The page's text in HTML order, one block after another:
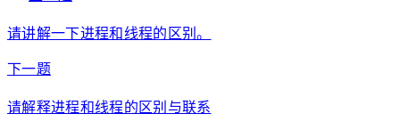
请讲解一下进程和线程的区别。
下一题arrow_forward
请解释进程和线程的区别与联系